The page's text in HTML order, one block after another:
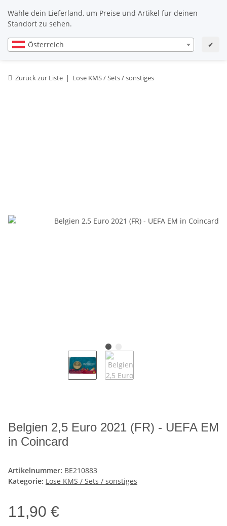
Wähle dein Lieferland, um Preise und Artikel für deinen
Standort zu sehen.
Österreich ✔
Zurück zur Liste Lose KMS / Sets / sonstiges
Belgien 2,5 Euro 2021 (FR) - UEFA EM
in Coincard
Artikelnummer: BE210883
Kategorie: Lose KMS / Sets / sonstiges
11,90 €